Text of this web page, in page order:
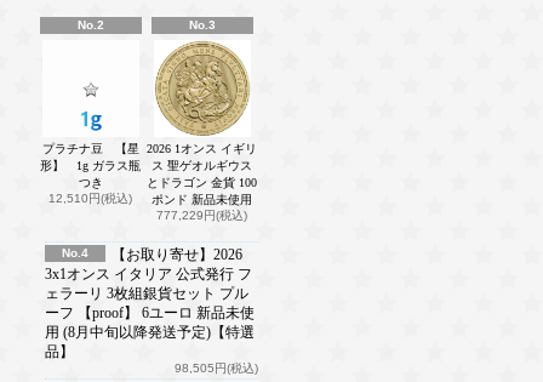
No.2
プラチナ豆 【星
形】 1g ガラス瓶
つき
12,510円(税込)
No.3
2026 1オンス イギリ
ス 聖ゲオルギウス
とドラゴン 金貨 100
ポンド 新品未使用
777,229円(税込)
No.4
【お取り寄せ】2026
3x1オンス イタリア 公式発行 フ
ェラーリ 3枚組銀貨セット プル
ーフ 【proof】 6ユーロ 新品未使
用 (8月中旬以降発送予定)【特選
品】
98,505円(税込)